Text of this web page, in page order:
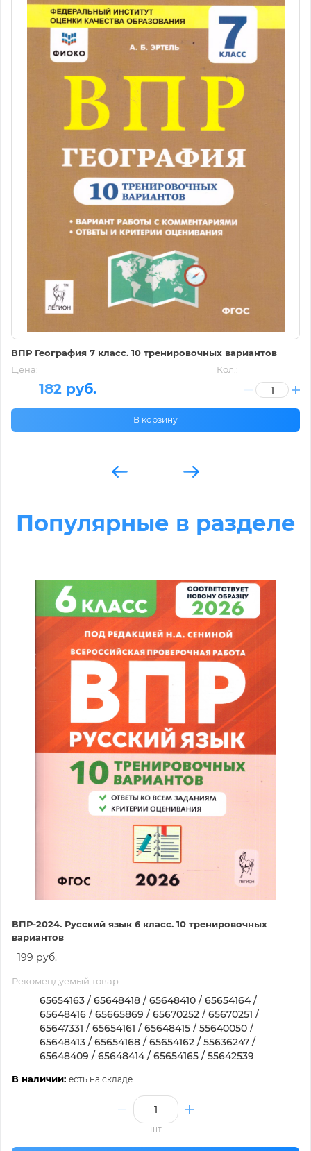
ВПР География 7 класс. 10 тренировочных вариантов
Цена:
182 руб.
Кол.:
В корзину
Популярные в разделе
ВПР-2024. Русский язык 6 класс. 10 тренировочных
вариантов
199 руб.
Рекомендуемый товар
65654163 / 65648418 / 65648410 / 65654164 /
65648416 / 65665869 / 65670252 / 65670251 /
65647331 / 65654161 / 65648415 / 55640050 /
65648413 / 65654168 / 65654162 / 55636247 /
65648409 / 65648414 / 65654165 / 55642539
В наличии: есть на складе
шт